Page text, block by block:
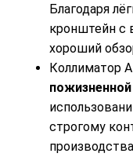
Благодаря
кронштейн с
хороший
Коллиматор
строгому